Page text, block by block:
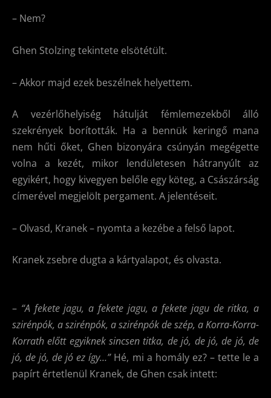
– Nem?
Ghen Stolzing tekintete elsötétült.
– Akkor majd ezek beszélnek helyettem.
A vezérlőhelyiség hátulját fémlemezekből álló
szekrények borították. Ha a bennük keringő mana
nem hűti őket, Ghen bizonyára csúnyán megégette
volna a kezét, mikor lendületesen hátranyúlt az
egyikért, hogy kivegyen belőle egy köteg, a Császárság
címerével megjelölt pergament. A jelentéseit.
– Olvasd, Kranek – nyomta a kezébe a felső lapot.
Kranek zsebre dugta a kártyalapot, és olvasta.
– “A fekete jagu, a fekete jagu, a fekete jagu de ritka, a
szirénpók, a szirénpók, a szirénpók de szép, a Korra-Korra-
Korrath előtt egyiknek sincsen titka, de jó, de jó, de jó, de
jó, de jó, de jó ez így…”Hé, mi a homály ez? – tette le a
papírt értetlenül Kranek, de Ghen csak intett: